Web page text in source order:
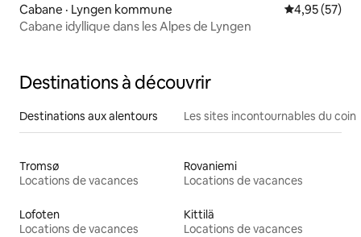
Cabane · Lyngen kommune Note
4,95 (57)
Cabane idyllique dans les Alpes de Lyngen
Destinations à découvrir
Destinations aux alentours Les sites incontournables du coin
Tromsø
Locations de vacances
Rovaniemi
Locations de vacances
Lofoten
Locations de vacances
Kittilä
Locations de vacances